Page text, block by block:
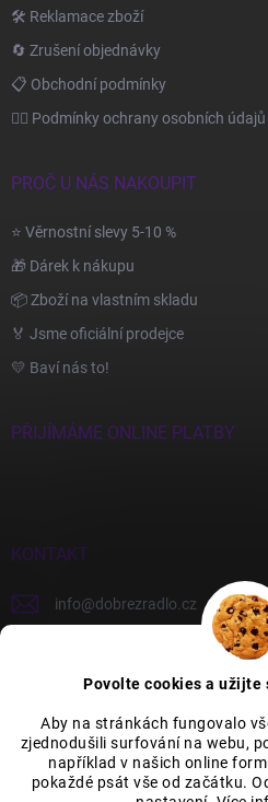
Povolte cookies a užijte
Aby na stránkách fungovalo
zjednodušili surfování na webu,
například v našich online
pokaždé psát vše od začátku.
🛠️ Reklamace zboží
🔄 Zrušení objednávky
📋 Obchodní podmínky
🙆‍♂️ Podmínky ochrany osobních údajů
PROČ U NÁS NAKOUPIT
⭐ Věrnostní slevy 5-10 %
🎁 Dárek k nákupu
📦 Zboží na vlastním skladu
🏅 Jsme oficiální prodejce
💛 Baví nás to!
PŘIJÍMÁME ONLINE PLATBY
KONTAKT
info@dobrezradlo.cz
Category Icons by Freepik